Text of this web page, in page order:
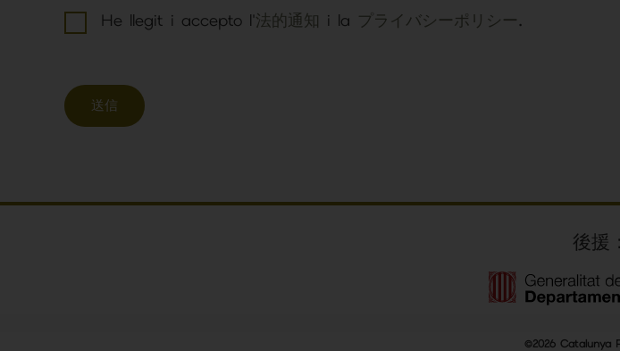
He llegit i accepto l'法的通知 i la プライバシーポリシー.
送信
後援：
©2026 Catalunya